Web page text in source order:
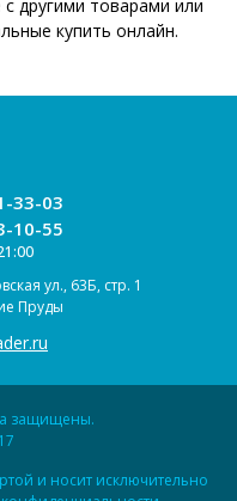
другими товарами или
купить онлайн.
33-03
10-55
ул., 63Б, стр. 1
Пруды
защищены.
и носит исключительно